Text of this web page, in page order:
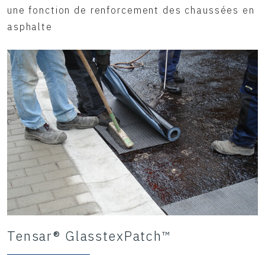
une fonction de renforcement des chaussées en
asphalte
Tensar® GlasstexPatch™